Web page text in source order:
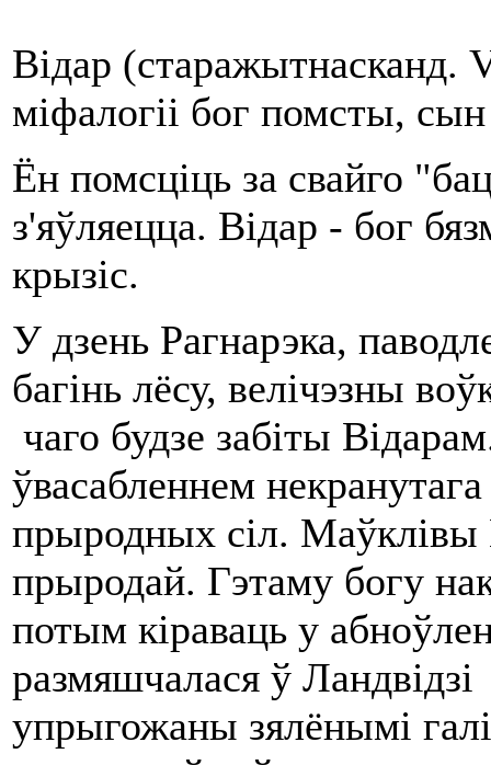
Відар (старажытнасканд.
міфалогіі бог помсты,
Ён помсціць за свайго
з'яўляецца. Відар - бог
крызіс.
У дзень Рагнарэка,
багінь лёсу, велічэзны
чаго будзе забіты
ўвасабленнем
прыродных сіл. Маўклівы
прыродай. Гэтаму богу
потым кіраваць у
размяшчалася ў
упрыгожаны зялёнымі